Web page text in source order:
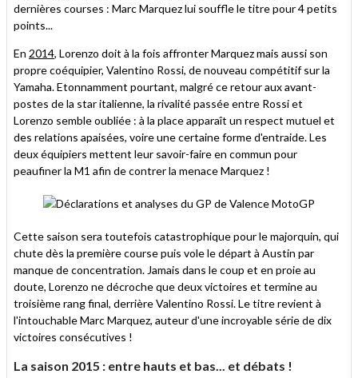
dernières courses : Marc Marquez lui souffle le titre pour 4 petits
points...
En 2014, Lorenzo doit à la fois affronter Marquez mais aussi son
propre coéquipier, Valentino Rossi, de nouveau compétitif sur la
Yamaha. Etonnamment pourtant, malgré ce retour aux avant-
postes de la star italienne, la rivalité passée entre Rossi et
Lorenzo semble oubliée : à la place apparaît un respect mutuel et
des relations apaisées, voire une certaine forme d'entraide. Les
deux équipiers mettent leur savoir-faire en commun pour
peaufiner la M1 afin de contrer la menace Marquez !
Cette saison sera toutefois catastrophique pour le majorquin, qui
chute dès la première course puis vole le départ à Austin par
manque de concentration. Jamais dans le coup et en proie au
doute, Lorenzo ne décroche que deux victoires et termine au
troisième rang final, derrière Valentino Rossi. Le titre revient à
l'intouchable Marc Marquez, auteur d'une incroyable série de dix
victoires consécutives !
La saison 2015 : entre hauts et bas... et débats !